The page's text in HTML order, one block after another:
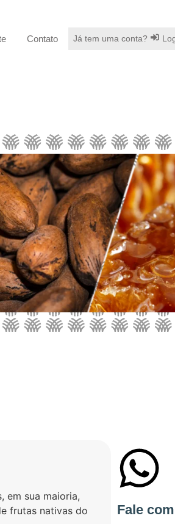
Contato Já tem uma conta?
em sua maioria,
frutas nativas do
Fale